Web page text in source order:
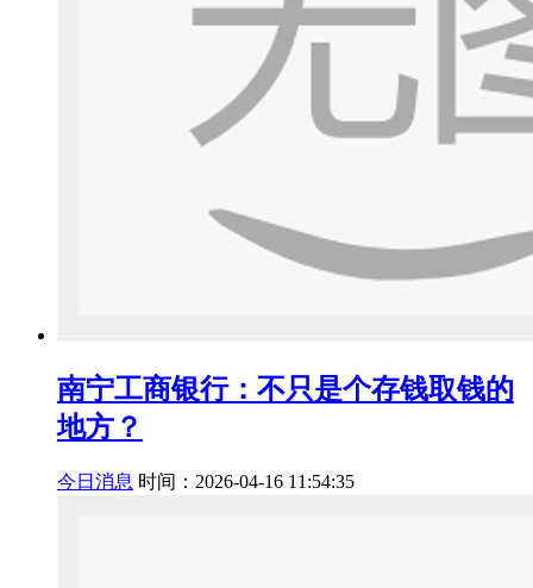
南宁工商银行：不只是个存钱取钱的
地方？
今日消息 时间：2026-04-16 11:54:35